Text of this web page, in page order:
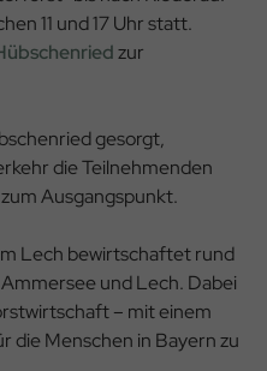
11 und 17 Uhr statt.
zur
gesorgt,
die Teilnehmenden
Ausgangspunkt.
Lech bewirtschaftet rund
und Lech. Dabei
– mit einem
die Menschen in Bayern zu